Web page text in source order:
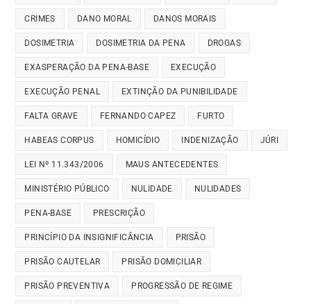
CRIMES DANO MORAL DANOS MORAIS
DOSIMETRIA DOSIMETRIA DA PENA DROGAS
EXASPERAÇÃO DA PENA-BASE EXECUÇÃO
EXECUÇÃO PENAL EXTINÇÃO DA PUNIBILIDADE
FALTA GRAVE FERNANDO CAPEZ FURTO
HABEAS CORPUS HOMICÍDIO INDENIZAÇÃO JÚRI
LEI Nº 11.343/2006 MAUS ANTECEDENTES
MINISTÉRIO PÚBLICO NULIDADE NULIDADES
PENA-BASE PRESCRIÇÃO
PRINCÍPIO DA INSIGNIFICÂNCIA PRISÃO
PRISÃO CAUTELAR PRISÃO DOMICILIAR
PRISÃO PREVENTIVA PROGRESSÃO DE REGIME